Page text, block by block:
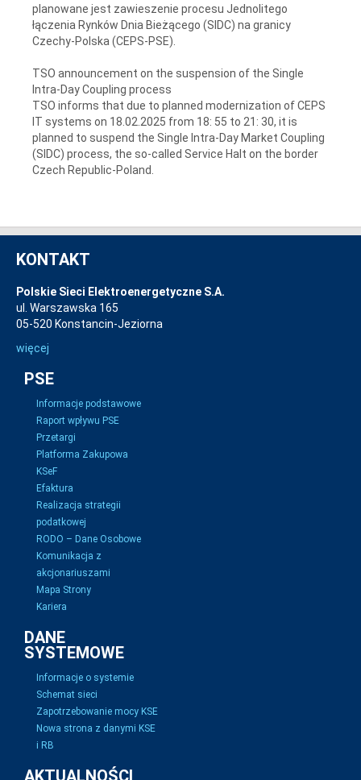
planowane jest zawieszenie procesu Jednolitego
łączenia Rynków Dnia Bieżącego (SIDC) na granicy
Czechy-Polska (CEPS-PSE).
TSO announcement on the suspension of the Single
Intra-Day Coupling process
TSO informs that due to planned modernization of CEPS
IT systems on 18.02.2025 from 18: 55 to 21: 30, it is
planned to suspend the Single Intra-Day Market Coupling
(SIDC) process, the so-called Service Halt on the border
Czech Republic-Poland.
KONTAKT
Polskie Sieci Elektroenergetyczne S.A.
ul. Warszawska 165
05-520 Konstancin-Jeziorna
więcej
PSE
Informacje podstawowe
Raport wpływu PSE
Przetargi
Platforma Zakupowa
KSeF
Efaktura
Realizacja strategii
podatkowej
RODO – Dane Osobowe
Komunikacja z
akcjonariuszami
Mapa Strony
Kariera
DANE
SYSTEMOWE
Informacje o systemie
Schemat sieci
Zapotrzebowanie mocy KSE
Nowa strona z danymi KSE
i RB
AKTUALNOŚCI